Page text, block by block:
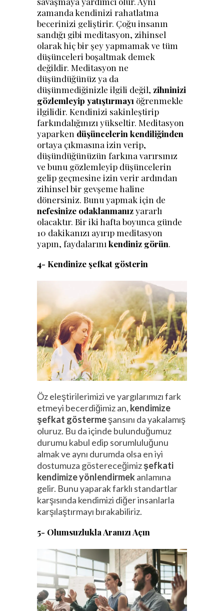
zamanda kendinizi rahatlatma
becerinizi geliştirir. Çoğu insanın
sandığı gibi meditasyon, zihinsel
olarak hiç bir şey yapmamak ve tüm
düşünceleri boşaltmak demek
değildir. Meditasyon ne
düşündüğünüz ya da
düşünmediğinizle ilgili değil, zihninizi
gözlemleyip yatıştırmayı öğrenmekle
ilgilidir. Kendinizi sakinleştirip
farkındalığınızı yükseltir. Meditasyon
yaparken düşüncelerin kendiliğinden
ortaya çıkmasına izin verip,
düşündüğünüzün farkına varırsınız
ve bunu gözlemleyip düşüncelerin
gelip geçmesine izin verir ardından
zihinsel bir gevşeme haline
dönersiniz. Bunu yapmak için de
nefesinize odaklanmanızyararlı
olacaktır. Bir iki hafta boyunca günde
10 dakikanızı ayırıp meditasyon
yapın, faydalarını kendiniz görün.
4- Kendinize şefkat gösterin
Öz eleştirilerimizi ve yargılarımızı fark
etmeyi becerdiğimiz an, kendimize
şefkat göstermeşansını da yakalamış
oluruz. Bu da içinde bulunduğumuz
durumu kabul edip sorumluluğunu
almak ve aynı durumda olsa en iyi
dostumuza göstereceğimizşefkati
kendimize yönlendirmekanlamına
gelir. Bunu yaparak farklı standartlar
karşısında kendimizi diğer insanlarla
karşılaştırmayı bırakabiliriz.
5- Olumsuzlukla Aranızı Açın